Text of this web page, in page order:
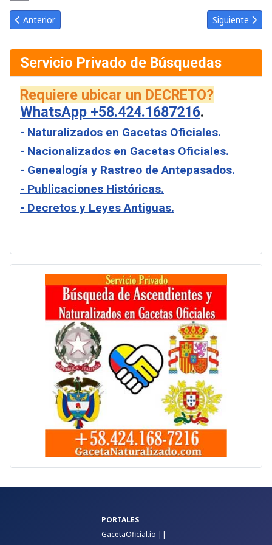
Link
Email
Artículo anterior: Gaceta Oficial de Venezuela #24816 del lunes
Anterior Artículo
Siguiente
Servicio Privado de Búsquedas
Requiere ubicar un DECRETO?
WhatsApp +58.424.1687216.
- Naturalizados en Gacetas Oficiales.
- Nacionalizados en Gacetas Oficiales.
- Genealogía y Rastreo de Antepasados.
- Publicaciones Históricas.
- Decretos y Leyes Antiguas.
PORTALES
GacetaOficial.io ||